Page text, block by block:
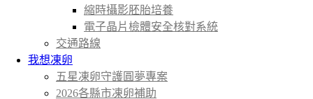
縮時攝影胚胎培養
電子晶片檢體安全核對系統
交通路線
我想凍卵
五星凍卵守護圓夢專案
2026各縣市凍卵補助